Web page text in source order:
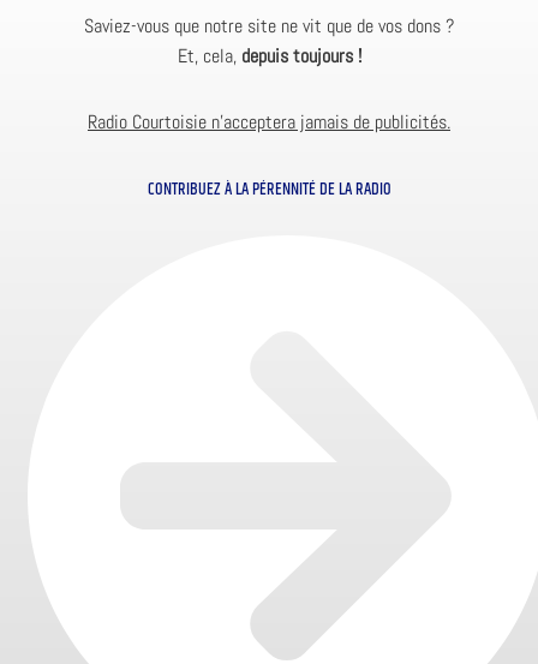
Saviez-vous que notre site ne vit que de vos dons ?
Et, cela, depuis toujours !
Radio Courtoisie n’acceptera jamais de publicités.
CONTRIBUEZ À LA PÉRENNITÉ DE LA RADIO